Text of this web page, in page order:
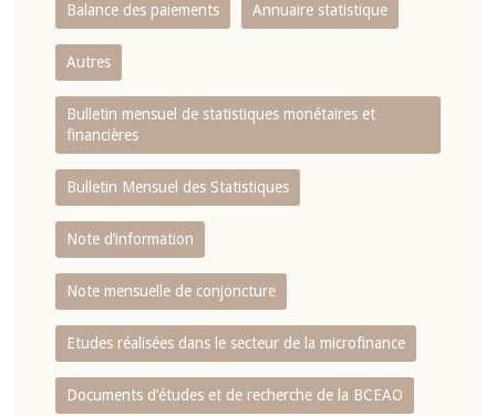
Balance des paiements Annuaire statistique
Autres
Bulletin mensuel de statistiques monétaires et
financières
Bulletin Mensuel des Statistiques
Note d’information
Note mensuelle de conjoncture
Etudes réalisées dans le secteur de la microfinance
Documents d’études et de recherche de la BCEAO